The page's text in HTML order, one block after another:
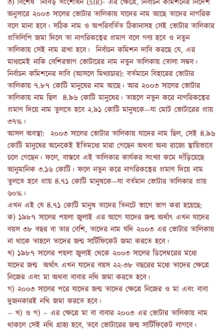
৩) বিশেষ নিবিড় সংশোধন (SIR)- এর ক্ষেত্রে, নির্বাচন কমিশনের নির্দেশ
অনুসারে ২০০৩ সালের ভোটার তালিকায় যাদের নাম আছে তাদের নাগরিক
বলে মানা হবে। সঠিক নাম ও অপরিবর্তিত ঠিকানাসহ সেই ভোটার তালিকার
প্রতিলিপি জমা দিলে তা নাগরিকত্বের প্রমাণ বলে গণ্য হবে ও নতুন
তালিকায় সেই নাম রাখা হবে। নির্বাচন কমিশন দাবি করছে যে, এর
মাধ্যমেই নাকি বেশিরভাগ ভোটারের নাম নতুন তালিকায় তোলা সম্ভব।
নির্বাচন কমিশনের দাবি (আসলে মিথ্যাচার): বর্তমানে বিহারের ভোটার
তালিকায় ৭.৮৭ কোটি মানুষের নাম আছে। আর ২০০৩ সালের ভোটার
তালিকায় নাম ছিল ৪.৯৬ কোটি মানুষের। তাহলে নতুন করে নাগরিকত্বের
প্রমাণ দিয়ে নাম তুলতে হবে ২.৯১ কোটি মানুষকে—যা মোট ভোটারের প্রায়
৩৭%।
আসল অবস্থা: ২০০৩ সালের ভোটার তালিকায় যাদের নাম ছিল, সেই ৪.৯৬
কোটি মানুষের অনেকেই ইতিমধ্যে মারা গেছেন অথবা অন্য রাজ্যে স্থায়িভাবে
চলে গেছেন। ফলে, বাস্তবে এই তালিকার কার্যকর সংখ্যা কমে দাঁড়িয়েছে
আনুমানিক ৩.১৬ কোটি। ফলে নতুন করে নাগরিকত্বের প্রমাণ দিয়ে নাম
তুলতে হবে প্রায় ৪.৭১ কোটি মানুষকে—যা বর্তমান ভোটার তালিকার প্রায়
৬০%।
এখন এই যে ৪.৭১ কোটি মানুষ তাদের তিনটে ভাগে ভাগ করা হয়েছে:
ক) ১৯৮৭ সালের পয়লা জুলাই এর আগে যাদের জন্ম অর্থাৎ এখন যাদের
বয়স ৩৮ বছর বা তার বেশি, তাদের নাম যদি ২০০৩ এর ভোটার তালিকায়
না থাকে তাহলে তাদের জন্ম সার্টিফিকেট জমা করতে হবে।
খ) ১৯৮৭ সালের পয়লা জুলাই থেকে ২০০৩ সালের ডিসেম্বরের মধ্যে
যাদের জন্ম অর্থাৎ এখন যাদের বয়স ২২-৩৮ বছরের মধ্যে তাদের ক্ষেত্রে
নিজের এবং মা অথবা বাবার নথি জমা করতে হবে।
গ) ২০০৩ সালের পরে যাদের জন্ম তাদের ক্ষেত্রে নিজের ও মা এবং বাবা
দুজনকারই নথি জমা করতে হবে।
-- খ) ও গ) – এর ক্ষেত্রে মা বা বাবার ২০০৩ এর ভোটার তালিকায় নাম
থাকলে সেই নথি গ্রাহ্য হবে, তবে ভোটারের জন্ম সার্টিফিকেট লাগবে।